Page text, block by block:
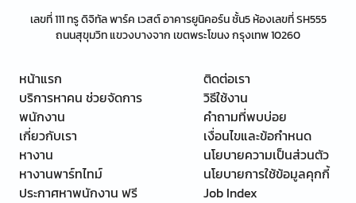
เลขที่ 111 ทรู ดิจิทัล พาร์ค เวสต์ อาคารยูนิคอร์น ชั้น5 ห้องเลขที่ SH555
ถนนสุขุมวิท แขวงบางจาก เขตพระโขนง กรุงเทพ 10260
หน้าแรก
บริการหาคน ช่วยจัดการ
พนักงาน
เกี่ยวกับเรา
หางาน
หางานพาร์ทไทม์
ประกาศหาพนักงาน ฟรี
ติดต่อเรา
วิธีใช้งาน
คำถามที่พบบ่อย
เงื่อนไขและข้อกำหนด
นโยบายความเป็นส่วนตัว
นโยบายการใช้ข้อมูลคุกกี้
Job Index